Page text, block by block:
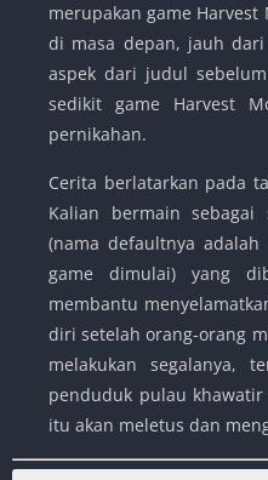
merupakan game
di masa depan, jauh
aspek dari judul
sedikit game Harvest
pernikahan.
Cerita berlatarkan pada
Kalian bermain
(nama defaultnya
game dimulai) yang
membantu
diri setelah orang-orang
melakukan segalanya,
penduduk pulau
itu akan meletus dan